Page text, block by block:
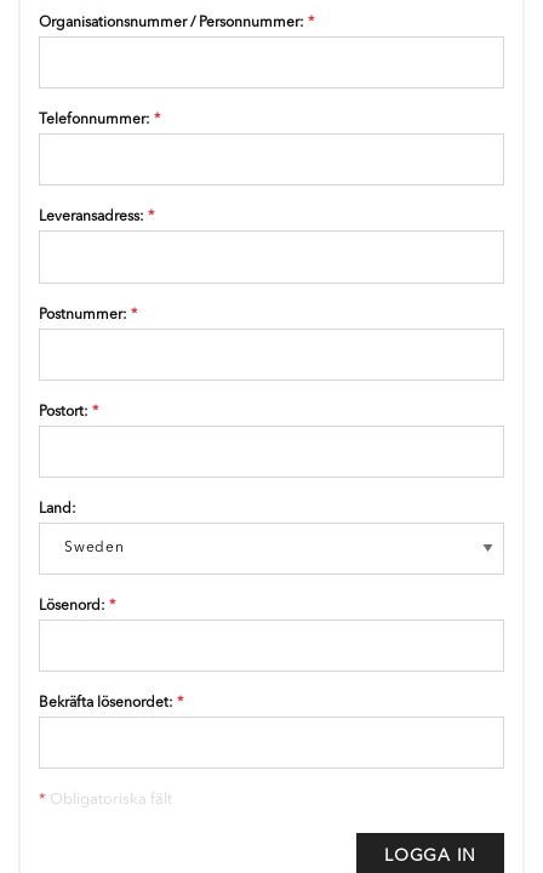
Organisationsnummer / Personnummer: *
Telefonnummer: *
Leveransadress: *
Postnummer: *
Postort: *
Land:
Lösenord: *
Bekräfta lösenordet: *
* Obligatoriska fält
LOGGA IN